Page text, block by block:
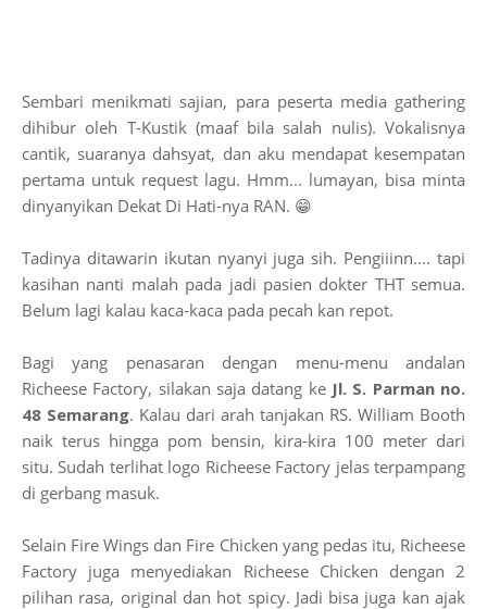
Sembari menikmati sajian, para peserta media gathering
dihibur oleh T-Kustik (maaf bila salah nulis). Vokalisnya
cantik, suaranya dahsyat, dan aku mendapat kesempatan
pertama untuk request lagu. Hmm... lumayan, bisa minta
dinyanyikan Dekat Di Hati-nya RAN. 😁
Tadinya ditawarin ikutan nyanyi juga sih. Pengiiinn.... tapi
kasihan nanti malah pada jadi pasien dokter THT semua.
Belum lagi kalau kaca-kaca pada pecah kan repot.
Bagi yang penasaran dengan menu-menu andalan
Richeese Factory, silakan saja datang ke Jl. S. Parman no.
48 Semarang. Kalau dari arah tanjakan RS. William Booth
naik terus hingga pom bensin, kira-kira 100 meter dari
situ. Sudah terlihat logo Richeese Factory jelas terpampang
di gerbang masuk.
Selain Fire Wings dan Fire Chicken yang pedas itu, Richeese
Factory juga menyediakan Richeese Chicken dengan 2
pilihan rasa, original dan hot spicy. Jadi bisa juga kan ajak